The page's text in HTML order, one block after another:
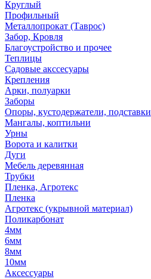
Круглый
Профильный
Металлопрокат (Таврос)
Забор, Кровля
Благоустройство и прочее
Теплицы
Садовые акссесуары
Крепления
Арки, полуарки
Заборы
Опоры, кустодержатели, подставки
Мангалы, коптильни
Урны
Ворота и калитки
Дуги
Мебель деревянная
Трубки
Пленка, Агротекс
Пленка
Агротекс (укрывной материал)
Поликарбонат
4мм
6мм
8мм
10мм
Аксессуары